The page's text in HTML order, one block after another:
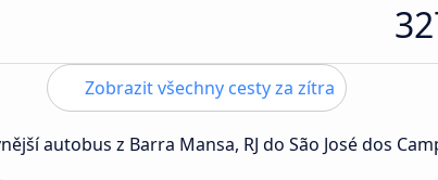
Zobrazit všechny cesty za zítra
autobus z Barra Mansa, RJ do São José dos